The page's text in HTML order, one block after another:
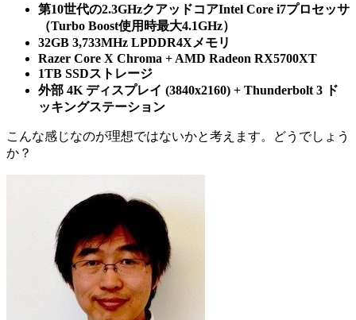
第10世代の2.3GHzクアッドコアIntel Core i7プロセッサ
（Turbo Boost使用時最大4.1GHz）
32GB 3,733MHz LPDDR4Xメモリ
Razer Core X Chroma + AMD Radeon RX5700XT
1TB SSDストレージ
外部 4K ディスプレイ (3840x2160) + Thunderbolt 3 ド
ッキングステーション
こんな感じなのが理想ではないかと考えます。どうでしょう
か？